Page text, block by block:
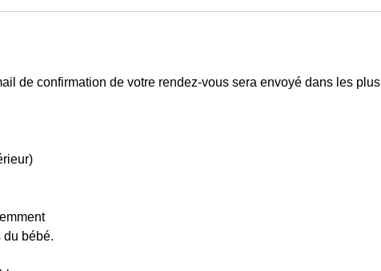
de confirmation de votre rendez-vous sera envoyé dans les plus
du bébé.